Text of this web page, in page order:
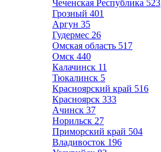
Чеченская Республика 523
Грозный 401
Аргун 35
Гудермес 26
Омская область 517
Омск 440
Калачинск 11
Тюкалинск 5
Красноярский край 516
Красноярск 333
Ачинск 37
Норильск 27
Приморский край 504
Владивосток 196